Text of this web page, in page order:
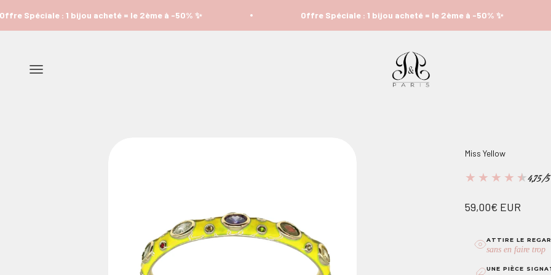
acheté = le 2ème à -50% ✨
Offre Spéciale : 1 bijou acheté = le 2ème à -50% ✨ Offre
Ouvrir la navigation
JADE ET JULIE PARIS
Miss Yellow
★ ★ ★ ★ ★4,75/5
Prix de vente
59,00€ EUR
ATTIRE LE
sans en faire trop
UNE PIÈCE